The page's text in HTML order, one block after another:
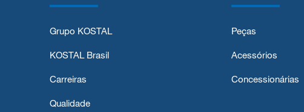
Grupo KOSTAL
KOSTAL Brasil
Carreiras
Qualidade
Peças
Acessórios
Concessionárias